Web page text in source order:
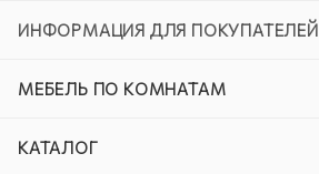
ИНФОРМАЦИЯ ДЛЯ ПОКУПАТЕЛЕЙ
МЕБЕЛЬ ПО КОМНАТАМ
КАТАЛОГ